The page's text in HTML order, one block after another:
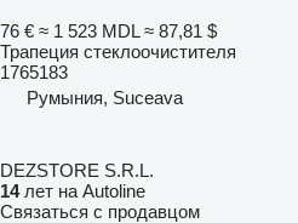
76 € ≈ 1 523 MDL ≈ 87,81 $
Трапеция стеклоочистителя
1765183
Румыния, Suceava
DEZSTORE S.R.L.
14лет на Autoline
Связаться с продавцом